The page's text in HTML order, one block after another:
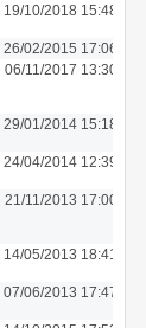
19/10/2018 15:48
26/02/2015 17:06
06/11/2017 13:30
29/01/2014 15:18
24/04/2014 12:39
21/11/2013 17:00
14/05/2013 18:41
07/06/2013 17:47